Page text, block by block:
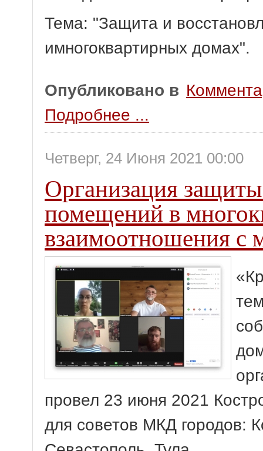
Тема: "Защита и
имногоквартирных домах".
Опубликовано в
Подробнее ...
Четверг, 24 Июня 2021 00:00
Организация
помещений в
взаимоотношения с
провел 23 июня 2021
для советов МКД городов: